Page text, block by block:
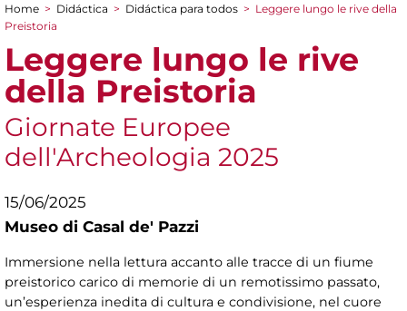
You are here
Home > Didáctica > Didáctica para todos > Leggere lungo le rive della
Preistoria
Leggere lungo le rive
della Preistoria
Giornate Europee
dell'Archeologia 2025
15/06/2025
Museo di Casal de' Pazzi
Immersione nella lettura accanto alle tracce di un fiume
preistorico carico di memorie di un remotissimo passato,
un’esperienza inedita di cultura e condivisione, nel cuore